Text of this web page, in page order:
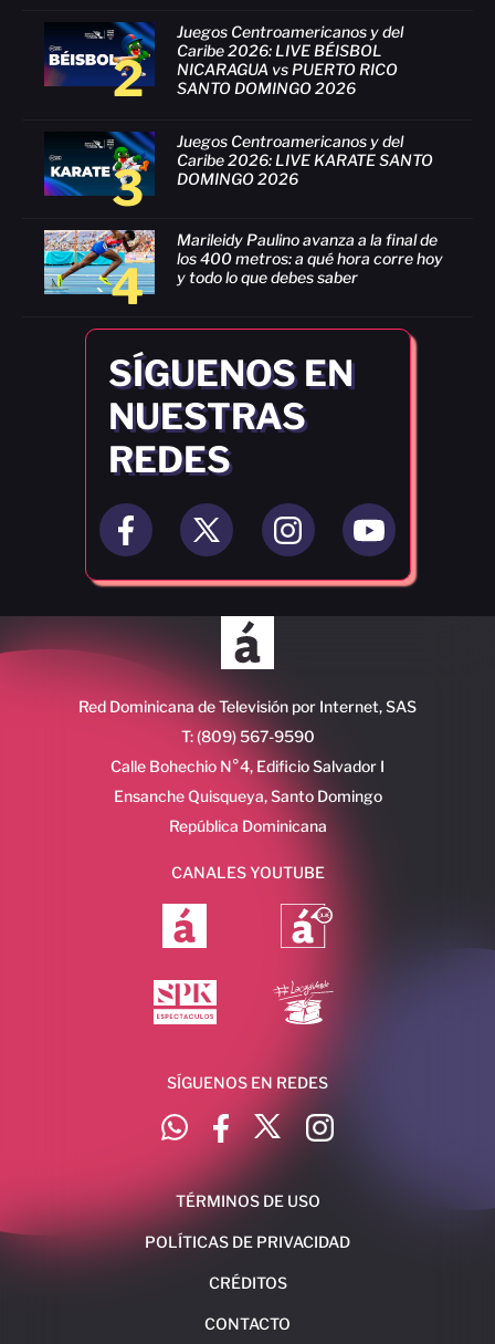
2
Juegos Centroamericanos y del
Caribe 2026: LIVE BÉISBOL
NICARAGUA vs PUERTO RICO
SANTO DOMINGO 2026
3
Juegos Centroamericanos y del
Caribe 2026: LIVE KARATE SANTO
DOMINGO 2026
4
Marileidy Paulino avanza a la final de
los 400 metros: a qué hora corre hoy
y todo lo que debes saber
SÍGUENOS EN
NUESTRAS
REDES
Red Dominicana de Televisión por Internet, SAS
T: (809) 567-9590
Calle Bohechio N°4, Edificio Salvador I
Ensanche Quisqueya, Santo Domingo
República Dominicana
CANALES YOUTUBE
SÍGUENOS EN REDES
TÉRMINOS DE USO
POLÍTICAS DE PRIVACIDAD
CRÉDITOS
CONTACTO